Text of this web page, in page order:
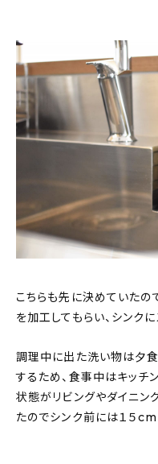
こちらも先に決めていたの
を加工してもらい、シンク
調理中に出た洗い物は夕
するため、食事中はキッチ
状態がリビングやダイニン
たのでシンク前には１５